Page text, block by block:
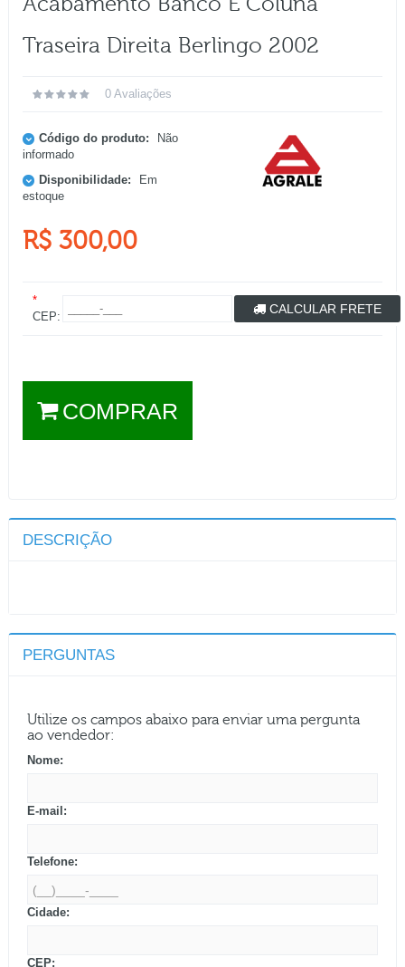
Traseira Direita Berlingo 2002
0 Avaliações
Código do produto:
Não
informado
Disponibilidade:
Em
estoque
R$ 300,00
*
CEP:
CALCULAR FRETE
COMPRAR
DESCRIÇÃO
PERGUNTAS
Utilize os campos abaixo para enviar uma pergunta
ao vendedor:
Nome:
E-mail:
Telefone:
Cidade:
CEP: